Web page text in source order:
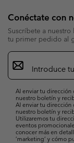
Conéctate con
Suscríbete a
tu primer pedido al
Suscripción
de
correo
Al enviar tu dirección
nuestro boletín y
Al enviar tu dirección
nuestro boletín y
Utilizaremos tu
eventos
conocer más en
’marketing’ y cómo